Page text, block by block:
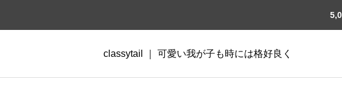
classytail ｜ 可愛い我が子も時には格好良く